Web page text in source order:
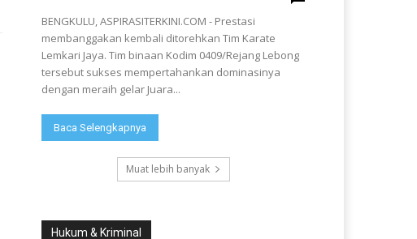
BENGKULU, ASPIRASITERKINI.COM - Prestasi
membanggakan kembali ditorehkan Tim Karate
Lemkari Jaya. Tim binaan Kodim 0409/Rejang Lebong
tersebut sukses mempertahankan dominasinya
dengan meraih gelar Juara...
Baca Selengkapnya
Muat lebih banyak
Hukum & Kriminal